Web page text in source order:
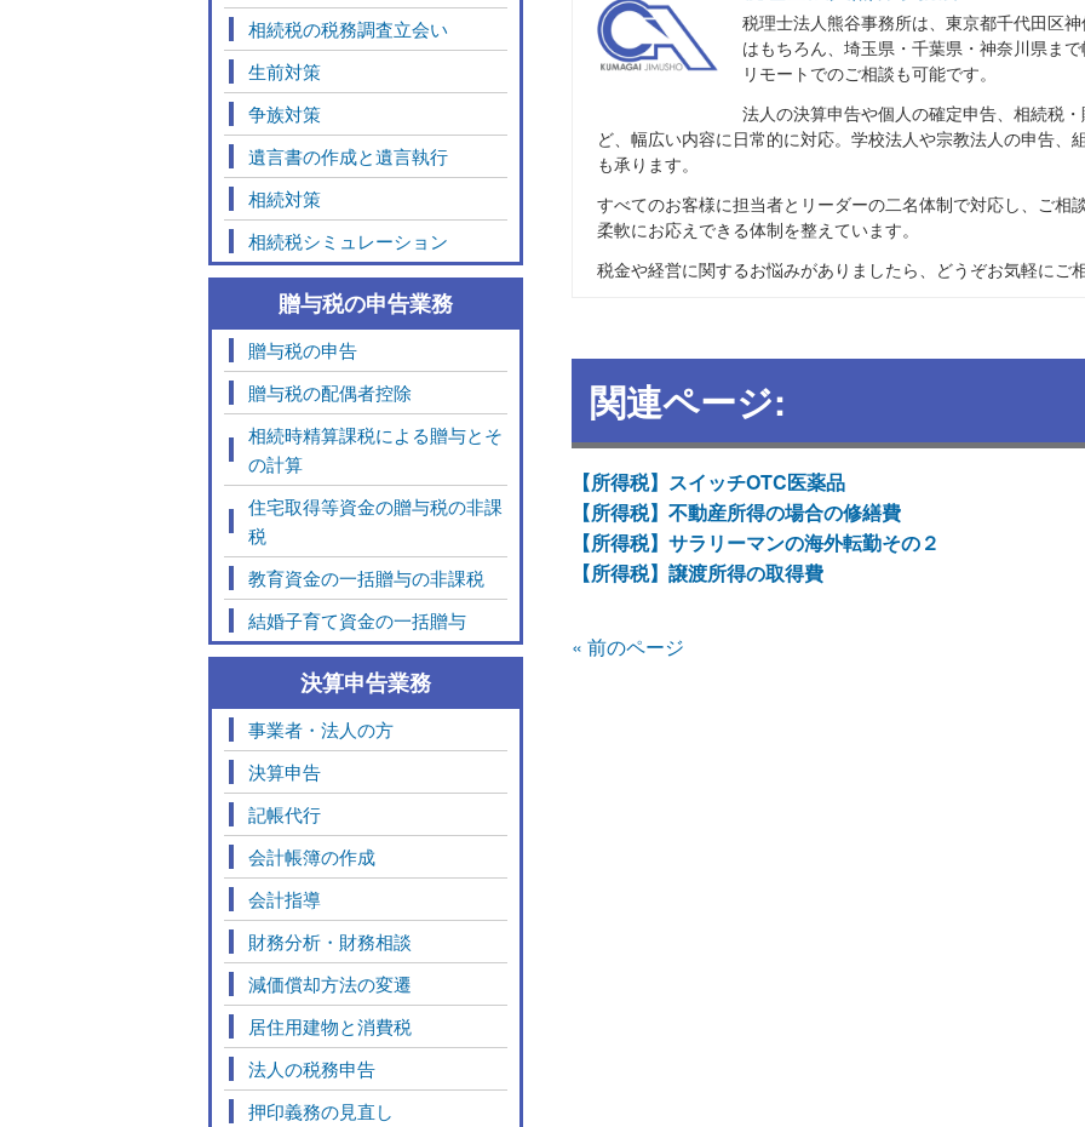
税理士法人熊谷事務所は、東京都千代田区
はもちろん、埼玉県・千葉県・神奈川県ま
リモートでのご相談も可能です。
法人の決算申告や個人の確定申告、相続税
ど、幅広い内容に日常的に対応。学校法人や宗教法人の申告、
も承ります。
すべてのお客様に担当者とリーダーの二名体制で対応し、ご相
柔軟にお応えできる体制を整えています。
税金や経営に関するお悩みがありましたら、どうぞお気軽にご
関連ページ:
【所得税】スイッチOTC医薬品
【所得税】不動産所得の場合の修繕費
【所得税】サラリーマンの海外転勤その２
【所得税】譲渡所得の取得費
« 前のページ
相続税の税務調査立会い
生前対策
争族対策
遺言書の作成と遺言執行
相続対策
相続税シミュレーション
贈与税の申告業務
贈与税の申告
贈与税の配偶者控除
相続時精算課税による贈与とそ
の計算
住宅取得等資金の贈与税の非課
税
教育資金の一括贈与の非課税
結婚子育て資金の一括贈与
決算申告業務
事業者・法人の方
決算申告
記帳代行
会計帳簿の作成
会計指導
財務分析・財務相談
減価償却方法の変遷
居住用建物と消費税
法人の税務申告
押印義務の見直し